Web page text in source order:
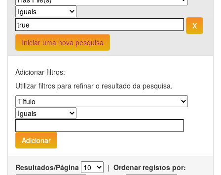
Iniciar uma nova pesquisa
Adicionar filtros:
Utilizar filtros para refinar o resultado da pesquisa.
Resultados/Página | Ordenar registos por: